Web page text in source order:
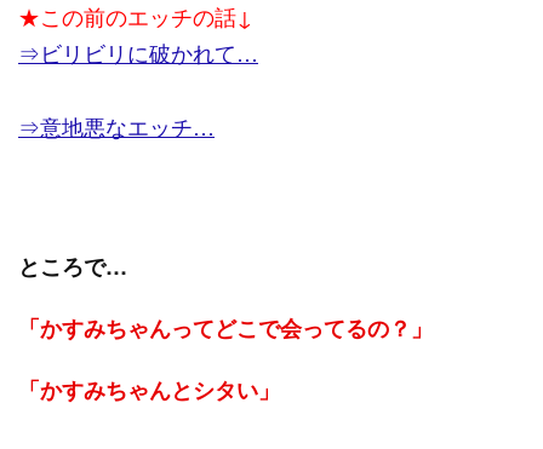
★この前のエッチの話↓
⇒ビリビリに破かれて…
⇒意地悪なエッチ…
ところで…
「かすみちゃんってどこで会ってるの？」
「かすみちゃんとシタい」